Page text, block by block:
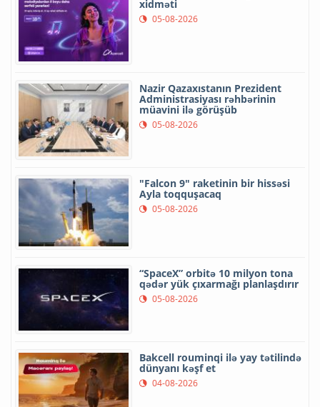
xidməti
05-08-2026
Nazir Qazaxıstanın Prezident
Administrasiyası rəhbərinin
müavini ilə görüşüb
05-08-2026
"Falcon 9" raketinin bir hissəsi
Ayla toqquşacaq
05-08-2026
“SpaceX” orbitə 10 milyon tona
qədər yük çıxarmağı planlaşdırır
05-08-2026
Bakcell rouminqi ilə yay tətilində
dünyanı kəşf et
04-08-2026